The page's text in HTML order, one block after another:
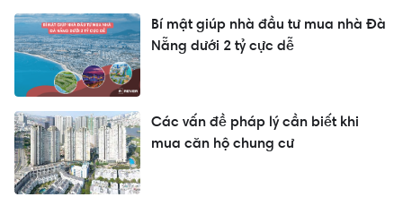
Bí mật giúp nhà đầu tư mua nhà Đà
Nẵng dưới 2 tỷ cực dễ
Các vấn đề pháp lý cần biết khi
mua căn hộ chung cư